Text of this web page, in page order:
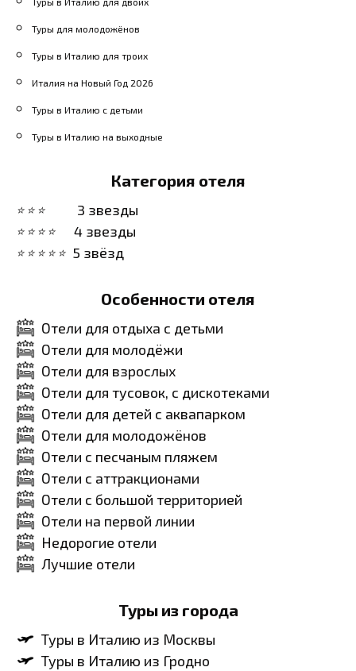
Туры для молодожёнов
Туры в Италию для троих
Италия на Новый Год 2026
Туры в Италию с детьми
Туры в Италию на выходные
Категория отеля
3 звезды
4 звезды
5 звёзд
Особенности отеля
Отели для отдыха с детьми
Отели для молодёжи
Отели для взрослых
Отели для тусовок, с дискотеками
Отели для детей с аквапарком
Отели для молодожёнов
Отели с песчаным пляжем
Отели с аттракционами
Отели с большой территорией
Отели на первой линии
Недорогие отели
Лучшие отели
Туры из города
Туры в Италию из Москвы
Туры в Италию из Гродно